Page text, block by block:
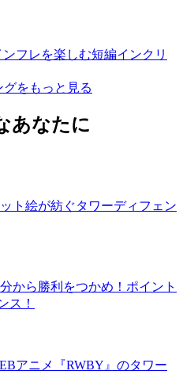
フレを楽しむ短編インクリ
をもっと見る
あなたに
ト絵が紡ぐタワーディフェン
から勝利をつかめ！ポイント
ス！
アニメ『RWBY』のタワー